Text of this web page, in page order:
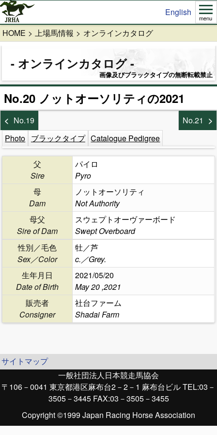
English
menu
HOME 上場馬情報 オンラインカタログ
オンラインカタログ
画像及びブラックタイプの無断転載禁止
No.20 ノットオーソリティの2021
No.19
No.21
Photo ブラックタイプ Catalogue Pedigree
父
Sire
パイロ
Pyro
母
Dam
ノットオーソリティ
Not Authority
母父
Sire of Dam
スウェプトオーヴァーボード
Swept Overboard
性別／毛色
Sex／Color
牡／芦
c.／Grey.
生年月日
Date of Birth
2021/05/20
May 20 ,2021
販売者
Consigner
社台ファーム
Shadai Farm
サイトマップ
一般社団法人日本競走馬協会
〒106－0041 東京都港区麻布台2－2－1 麻布台ビル TEL:03－
3505－3445 FAX:03－3505－3455
Copyright ©1999 Japan Racing Horse Association